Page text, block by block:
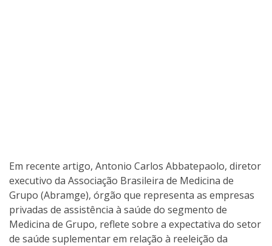
Em recente artigo, Antonio Carlos Abbatepaolo, diretor
executivo da Associação Brasileira de Medicina de
Grupo (Abramge), órgão que representa as empresas
privadas de assistência à saúde do segmento de
Medicina de Grupo, reflete sobre a expectativa do setor
de saúde suplementar em relação à reeleição da